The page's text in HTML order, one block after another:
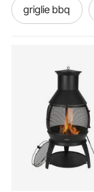
griglie bbq
bbq pot
ghisa bbq